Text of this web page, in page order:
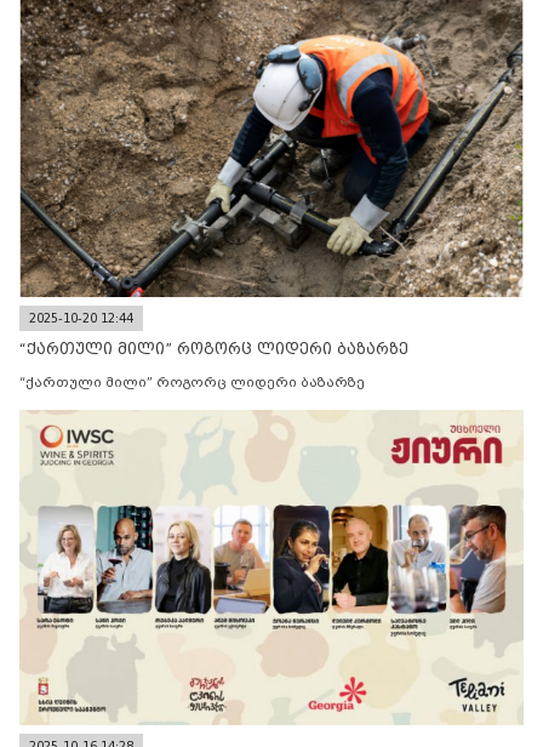
2025-10-20 12:44
“ქართული მილი” როგორც ლიდერი ბაზარზე
“ქართული მილი” როგორც ლიდერი ბაზარზე